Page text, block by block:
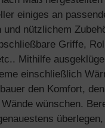
einiges an
und nützlichem
Griffe,
Mithilfe
einschließlich
den Komfort,
wünschen.